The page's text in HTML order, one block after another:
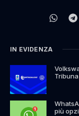
IN EVIDENZA
più